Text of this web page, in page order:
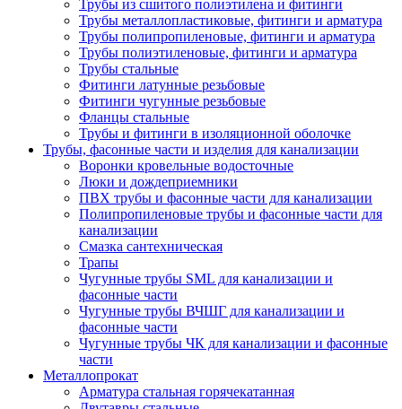
Трубы из сшитого полиэтилена и фитинги
Трубы металлопластиковые, фитинги и арматура
Трубы полипропиленовые, фитинги и арматура
Трубы полиэтиленовые, фитинги и арматура
Трубы стальные
Фитинги латунные резьбовые
Фитинги чугунные резьбовые
Фланцы стальные
Трубы и фитинги в изоляционной оболочке
Трубы, фасонные части и изделия для канализации
Воронки кровельные водосточные
Люки и дождеприемники
ПВХ трубы и фасонные части для канализации
Полипропиленовые трубы и фасонные части для
канализации
Смазка сантехническая
Трапы
Чугунные трубы SML для канализации и
фасонные части
Чугунные трубы ВЧШГ для канализации и
фасонные части
Чугунные трубы ЧК для канализации и фасонные
части
Металлопрокат
Арматура стальная горячекатанная